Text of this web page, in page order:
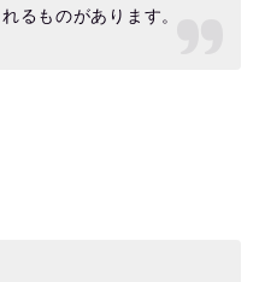
るものがあります。